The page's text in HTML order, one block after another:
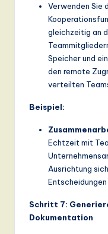
Verwenden
gleichzeitig an
Speicher und
den remote
verteilten
Beispiel:
Echtzeit mit
Ausrichtung
Entscheidungen
Schritt 7:
Dokumentation